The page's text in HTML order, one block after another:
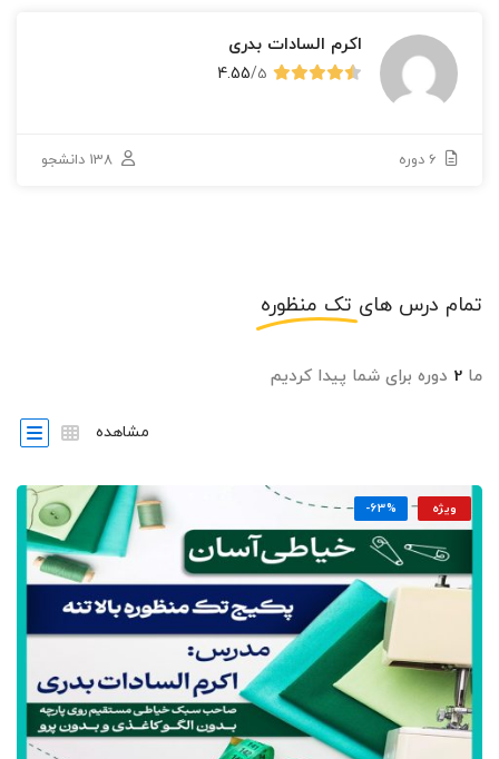
اکرم السادات بدری
4.55/5
6 دوره 138 دانشجو
تمام درس های تک منظوره
ما 2 دوره برای شما پیدا کردیم
مشاهده
ویژه -63%